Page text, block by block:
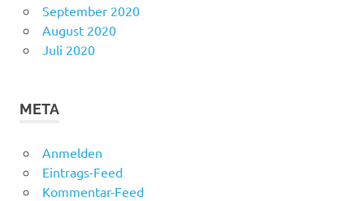
September 2020
August 2020
Juli 2020
META
Anmelden
Eintrags-Feed
Kommentar-Feed